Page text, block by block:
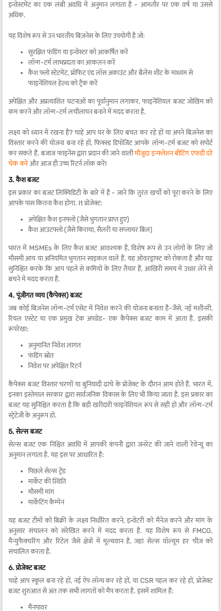
इन्वेस्टमेंट का एक लंबी अवधि में अनुमान लगाता है - आमतौर पर एक वर्ष या उससे
अधिक.
यह विशेष रूप से उन भारतीय बिज़नेस के लिए उपयोगी है जो:
सुरक्षित फंडिंग या इन्वेस्टर को आकर्षित करें
लॉन्ग-टर्म लाभप्रदता का आकलन करें
कैश फ्लो स्टेटमेंट, प्रॉफिट एंड लॉस अकाउंट और बैलेंस शीट के माध्यम से
फाइनेंशियल हेल्थ को ट्रैक करें
अपेक्षित और अप्रत्याशित घटनाओं का पूर्वानुमान लगाकर, फाइनेंशियल बजट जोखिम को
कम करने और लॉन्ग-टर्म लचीलापन बनाने में मदद करता है.
लक्ष्य को ध्यान में रखना है? चाहे आप घर के लिए बचत कर रहे हों या अपने बिज़नेस का
विस्तार करने की योजना बना रहे हों, फिक्स्ड डिपॉजिट आपके लॉन्ग-टर्म बजट को सपोर्ट
कर सकते हैं. बजाज फाइनेंस द्वारा प्रदान की जाने वालीमौजूदा इन्फ्लेशन बीटिंग एफडी दरें
चेक करेंऔर आज ही उच्च रिटर्न लॉक करें!
3. कैश बजट
इस प्रकार का बजट लिक्विडिटी के बारे में है - जानें कि तुरंत खर्चों को पूरा करने के लिए
आपके पास कितना कैश होगा. It प्रोजेक्ट:
अपेक्षित कैश इनफ्लो (जैसे भुगतान प्राप्त हुए)
कैश आउटफ्लो (जैसे किराया, सैलरी या सप्लायर बिल)
भारत में MSMEs के लिए कैश बजट आवश्यक हैं, विशेष रूप से उन लोगों के लिए जो
मौसमी आय या अनियमित भुगतान साइकल वाले हैं. यह ओवरड्राफ्ट को रोकता है और यह
सुनिश्चित करके कि आप पहले से कमियों के लिए तैयार हैं, आखिरी समय में उधार लेने से
बचने में मदद करता है.
4. पूंजीगत व्यय (कैपेक्स) बजट
जब कोई बिज़नेस लॉन्ग-टर्म एसेट में निवेश करने की योजना बनाता है-जैसे, नई मशीनरी,
रियल एस्टेट या एक प्रमुख टेक अपग्रेड- एक कैपेक्स बजट काम में आता है. इसकी
रूपरेखा:
अनुमानित निवेश लागत
फंडिंग स्रोत
निवेश पर अपेक्षित रिटर्न
कैपेक्स बजट विस्तार चरणों या बुनियादी ढांचे के प्रोजेक्ट के दौरान आम होते हैं. भारत में,
इनका इस्तेमाल सरकार द्वारा सार्वजनिक विकास के लिए भी किया जाता है. इस प्रकार का
बजट यह सुनिश्चित करता है कि बड़ी खरीदारी फाइनेंशियल रूप से सही हो और लॉन्ग-टर्म
स्ट्रेटेजी के अनुरूप हो.
5. सेल्स बजट
सेल्स बजट एक निश्चित अवधि में आपकी कंपनी द्वारा जनरेट की जाने वाली रेवेन्यू का
अनुमान लगाता है. यह इस पर आधारित है:
पिछले सेल्स ट्रेंड
मार्केट की स्थिति
मौसमी मांग
मार्केटिंग कैम्पेन
यह बजट टीमों को बिक्री के लक्ष्य निर्धारित करने, इन्वेंटरी को मैनेज करने और मांग के
अनुसार संचालन को संरेखित करने में मदद करता है. यह विशेष रूप से FMCG,
मैन्युफैक्चरिंग और रिटेल जैसे क्षेत्रों में मूल्यवान है, जहां सेल्स वॉल्यूम हर चीज़ को
संचालित करता है.
6. प्रोजेक्ट बजट
चाहे आप स्कूल बना रहे हों, नई ऐप लॉन्च कर रहे हों, या CSR पहल कर रहे हों, प्रोजेक्ट
बजट शुरुआत से अंत तक सभी लागतों को मैप करता है. इसमें शामिल हैं:
मैनपावर